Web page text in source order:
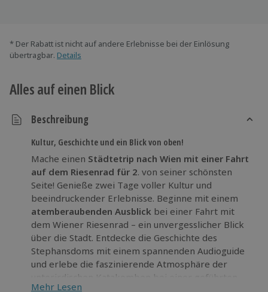
* Der Rabatt ist nicht auf andere Erlebnisse bei der Einlösung
übertragbar. Details
Alles auf einen Blick
Beschreibung
Kultur, Geschichte und ein Blick von oben!
Mache einen Städtetrip nach Wien mit einer Fahrt
auf dem Riesenrad für 2. von seiner schönsten
Seite! Genieße zwei Tage voller Kultur und
beeindruckender Erlebnisse. Beginne mit einem
atemberaubenden Ausblick bei einer Fahrt mit
dem Wiener Riesenrad – ein unvergesslicher Blick
über die Stadt. Entdecke die Geschichte des
Stephansdoms mit einem spannenden Audioguide
und erlebe die faszinierende Atmosphäre der
unterirdischen Katakomben bei einer geführten
Mehr Lesen